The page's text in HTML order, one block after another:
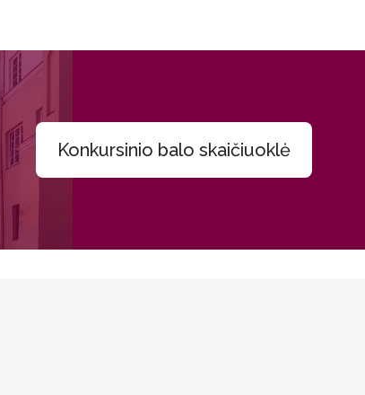
Konkursinio balo skaičiuoklė